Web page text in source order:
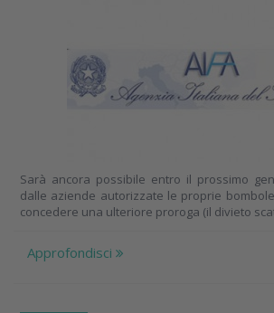
Sarà ancora possibile entro il prossimo
dalle aziende autorizzate le proprie
concedere una ulteriore proroga (il divieto
Approfondisci